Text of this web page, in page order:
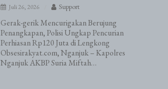
Juli 26, 2026 Support
Gerak-gerik Mencurigakan Berujung
Penangkapan, Polisi Ungkap Pencurian
Perhiasan Rp120 Juta di Lengkong
Obsesirakyat.com, Nganjuk – Kapolres
Nganjuk AKBP Suria Miftah…